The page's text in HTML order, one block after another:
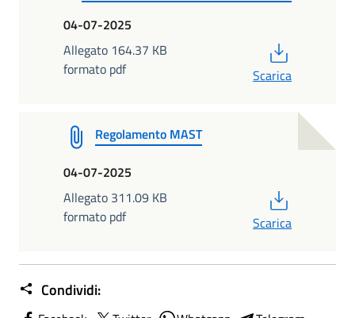
04-07-2025
Allegato 164.37 KB
formato pdf
Scarica
Regolamento MAST
04-07-2025
Allegato 311.09 KB
formato pdf
Scarica
Condividi: